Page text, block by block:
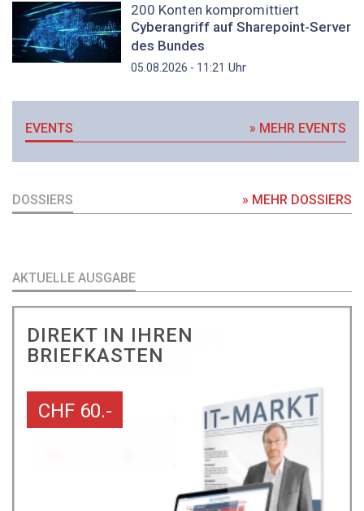
200 Konten kompromittiert
Cyberangriff auf Sharepoint-Server
des Bundes
05.08.2026 - 11:21 Uhr
EVENTS » MEHR EVENTS
DOSSIERS » MEHR DOSSIERS
AKTUELLE AUSGABE
DIREKT IN IHREN
BRIEFKASTEN
CHF 60.-